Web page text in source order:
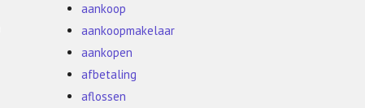
aankoop
aankoopmakelaar
aankopen
afbetaling
aflossen